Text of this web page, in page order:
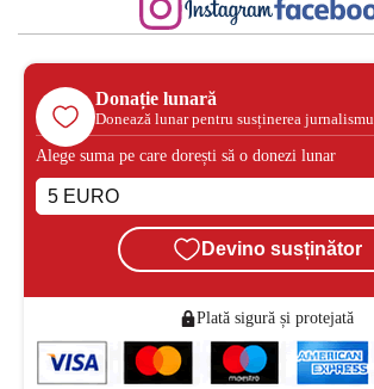
Donație lunară
Donează lunar pentru susținerea
Alege suma pe care dorești să o donezi lunar
Devino susținător
Plată sigură și protejată